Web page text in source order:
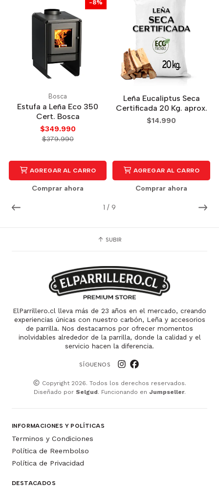
1 / 9
-8%
Bosca
Estufa a Leña Eco 350
Cert. Bosca
$349.990
$379.990
AGREGAR AL CARRO
Comprar ahora
Leña Eucaliptus Seca
Certificada 20 Kg. aprox.
$14.990
AGREGAR AL CARRO
Comprar ahora
SUBIR
ElParrillero.cl lleva más de 23 años en el mercado, creando
experiencias únicas con nuestro carbón, Leña y accesorios
de parrilla. Nos destacamos por ofrecer momentos
inolvidables alrededor de la parrilla, donde la calidad y el
servicio hacen la diferencia.
SÍGUENOS
Copyright 2026. Todos los derechos reservados.
Diseñado por Selgud. Funcionando en Jumpseller.
INFORMACIONES Y POLÍTICAS
Terminos y Condiciones
Política de Reembolso
Política de Privacidad
DESTACADOS